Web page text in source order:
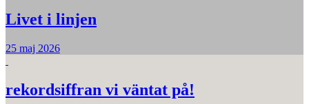
Livet i linjen
25 maj 2026
rekordsiffran vi väntat på!